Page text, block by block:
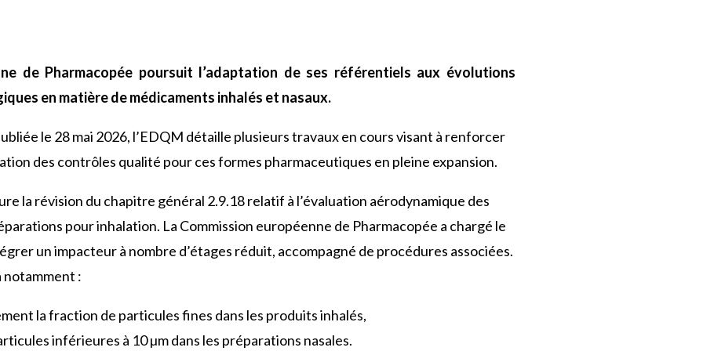
de Pharmacopée poursuit l’adaptation de ses référentiels aux évolutions
en matière de médicaments inhalés et nasaux.
le 28 mai 2026, l’EDQM détaille plusieurs travaux en cours visant à renforcer
des contrôles qualité pour ces formes pharmaceutiques en pleine expansion.
la révision du chapitre général 2.9.18 relatif à l’évaluation aérodynamique des
pour inhalation. La Commission européenne de Pharmacopée a chargé le
un impacteur à nombre d’étages réduit, accompagné de procédures associées.
:
la fraction de particules fines dans les produits inhalés,
inférieures à 10 µm dans les préparations nasales.